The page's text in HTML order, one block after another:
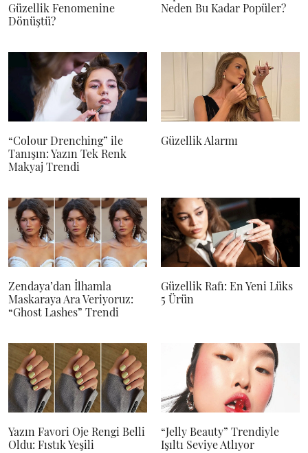
Güzellik Fenomenine
Dönüştü?
Neden Bu Kadar Popüler?
“Colour Drenching” ile
Tanışın: Yazın Tek Renk
Makyaj Trendi
Güzellik Alarmı
Zendaya’dan İlhamla
Maskaraya Ara Veriyoruz:
“Ghost Lashes” Trendi
Güzellik Rafı: En Yeni Lüks
5 Ürün
Yazın Favori Oje Rengi Belli
Oldu: Fıstık Yeşili
“Jelly Beauty” Trendiyle
Işıltı Seviye Atlıyor